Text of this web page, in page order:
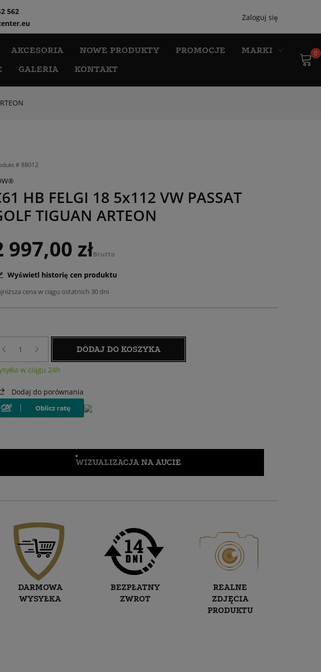
562
Zaloguj się
AKCESORIA NOWE PRODUKTY PROMOCJE
MARKI
GALERIA KONTAKT
0
#88012
HB FELGI 18 5x112 VW PASSAT
TIGUAN ARTEON
997,00 złBrutto
Wyświetl historię cen produktu
cena w ciągu ostatnich 30 dni
DODAJ DO KOSZYKA
w ciągu 24h
Dodaj do porównania
WIZUALIZACJA NA AUCIE
DARMOWA
WYSYŁKA
BEZPŁATNY
ZWROT
REALNE
ZDJĘCIA
PRODUKTU